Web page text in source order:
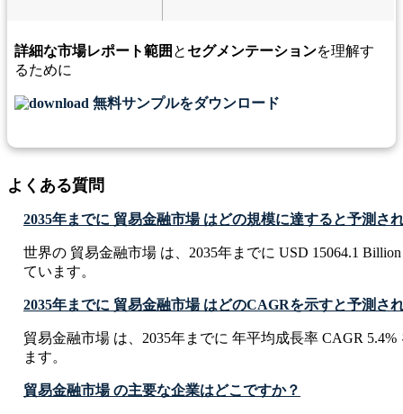
詳細な市場レポート範囲 と セグメンテーションを理解す
るために
無料サンプルをダウンロード
よくある質問
2035年までに 貿易金融市場 はどの規模に達すると予測さ
世界の 貿易金融市場 は、2035年までに USD 15064.1
ています。
2035年までに 貿易金融市場 はどのCAGRを示すと予測さ
貿易金融市場 は、2035年までに 年平均成長率 CAGR
ます。
貿易金融市場 の主要な企業はどこですか？